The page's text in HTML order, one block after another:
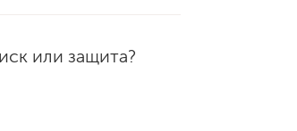
или защита?